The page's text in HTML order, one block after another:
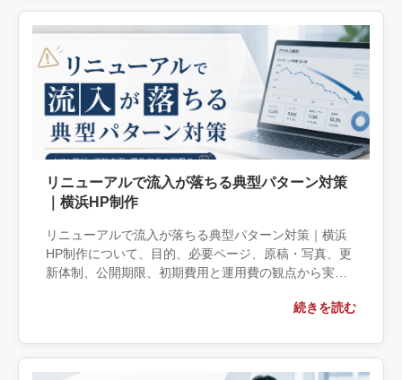
リニューアルで流入が落ちる典型パターン対策
｜横浜HP制作
リニューアルで流入が落ちる典型パターン対策｜横浜
HP制作について、目的、必要ページ、原稿・写真、更
新体制、公開期限、初期費用と運用費の観点から実務
外部へ相談する条件、相談前に用意する情報、依頼後
続きを読む